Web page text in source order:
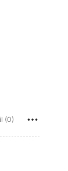
(0)